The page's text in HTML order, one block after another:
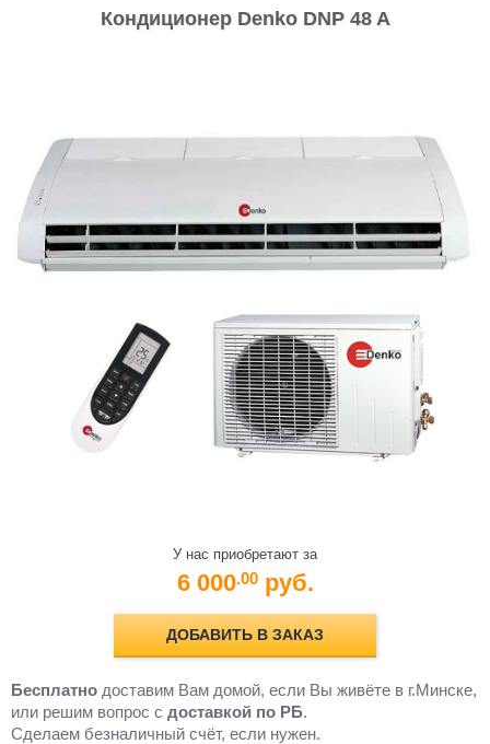
Кондиционер Denko DNP 48 A
У нас приобретают за
6 000.00 руб.
ДОБАВИТЬ В ЗАКАЗ
Бесплатно доставим Вам домой, если Вы живёте в г.Минске,
или решим вопрос с доставкой по РБ.
Cделаем безналичный счёт, если нужен.